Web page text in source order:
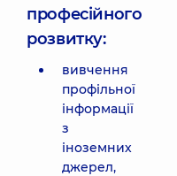
професійного
розвитку:
вивчення
профільної
інформації
з
іноземних
джерел,